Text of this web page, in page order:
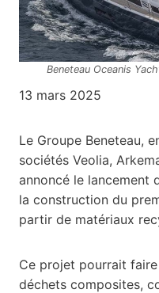
Beneteau Oceanis
13 mars 2025
Le Groupe Beneteau,
sociétés Veolia,
annoncé le lancement
la construction du
partir de matériaux
Ce projet pourrait
déchets composites,